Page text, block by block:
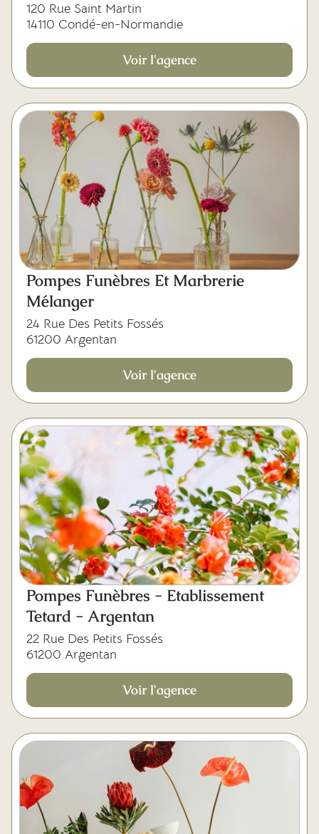
120 Rue Saint Martin
14110 Condé-en-Normandie
Voir l'agence
Pompes Funèbres Et Marbrerie
Mélanger
24 Rue Des Petits Fossés
61200 Argentan
Voir l'agence
Pompes Funèbres - Etablissement
Tetard - Argentan
22 Rue Des Petits Fossés
61200 Argentan
Voir l'agence